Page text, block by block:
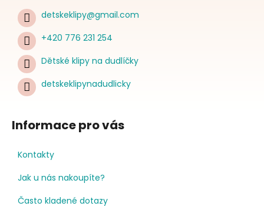
detskeklipy@gmail.com
+420 776 231 254
Dětské klipy na dudlíčky
detskeklipynadudlicky
Informace pro vás
Kontakty
Jak u nás nakoupíte?
Často kladené dotazy